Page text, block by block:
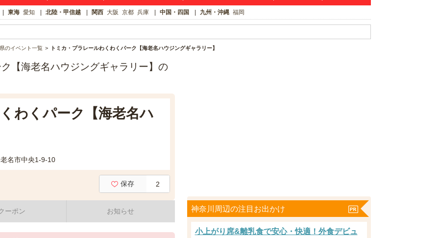
東海 愛知 北陸・甲信越 関西 大阪 京都 兵庫 中国・四国 九州・沖縄 福岡
のイベント一覧 トミカ・プラレールわくわくパーク【海老名ハウジングギャラリー】
【海老名ハウジングギャラリー】の
わくパーク【海老名ハ
名市中央1-9-10
保存 2
ーポン お知らせ 神奈川周辺の注目お出かけ
小上がり席&離乳食で安心・快適！外食デビュ